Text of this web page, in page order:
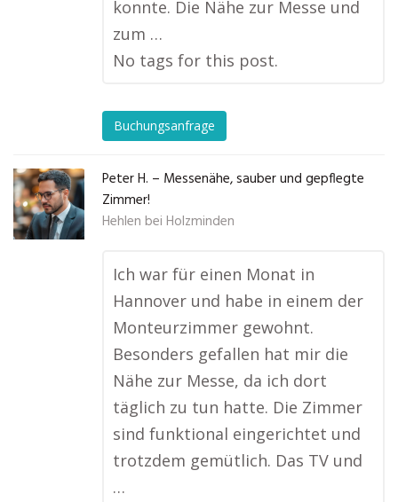
konnte. Die Nähe zur Messe und
zum …
No tags for this post.
Buchungsanfrage
Peter H. – Messenähe, sauber und gepflegte
Zimmer!
Hehlen bei Holzminden
Ich war für einen Monat in
Hannover und habe in einem der
Monteurzimmer gewohnt.
Besonders gefallen hat mir die
Nähe zur Messe, da ich dort
täglich zu tun hatte. Die Zimmer
sind funktional eingerichtet und
trotzdem gemütlich. Das TV und
…